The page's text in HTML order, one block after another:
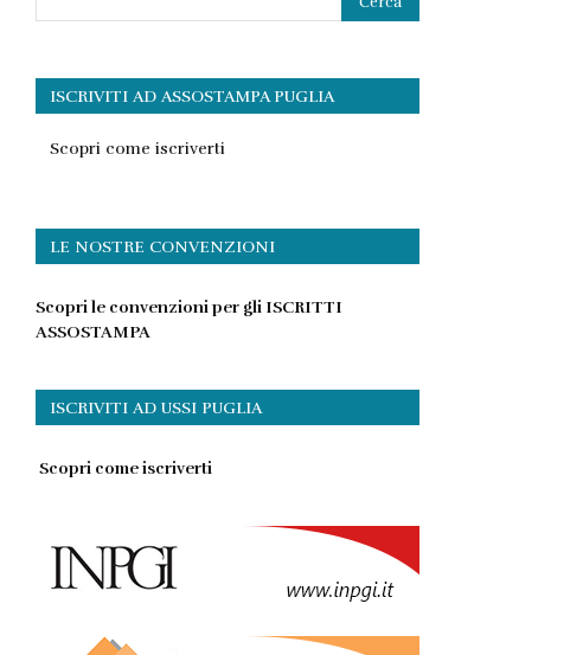
ISCRIVITI AD ASSOSTAMPA PUGLIA
Scopri come iscriverti
LE NOSTRE CONVENZIONI
Scopri le convenzioni per gli ISCRITTI
ASSOSTAMPA
ISCRIVITI AD USSI PUGLIA
Scopri come iscriverti